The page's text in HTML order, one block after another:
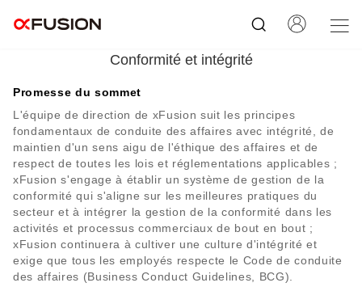
Conformité et intégrité
Promesse du sommet
L'équipe de direction de xFusion suit les principes
fondamentaux de conduite des affaires avec intégrité, de
maintien d'un sens aigu de l'éthique des affaires et de
respect de toutes les lois et réglementations applicables ;
xFusion s'engage à établir un système de gestion de la
conformité qui s'aligne sur les meilleures pratiques du
secteur et à intégrer la gestion de la conformité dans les
activités et processus commerciaux de bout en bout ;
xFusion continuera à cultiver une culture d'intégrité et
exige que tous les employés respecte le Code de conduite
des affaires (Business Conduct Guidelines, BCG).